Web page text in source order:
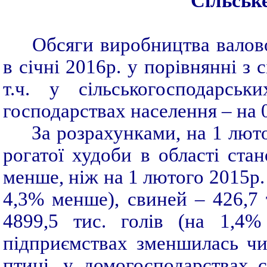
Обсяги виробництва
в січні 2016р. у порівнянні
т.ч. у
господарствах населення – на
За розрахунками, на 1
рогатої худоби в області
менше, ніж на 1 лютого 2015р.
4,3% менше), свиней – 426,7
4899,5 тис. голів (на 1,4%
підприємствах зменшилась